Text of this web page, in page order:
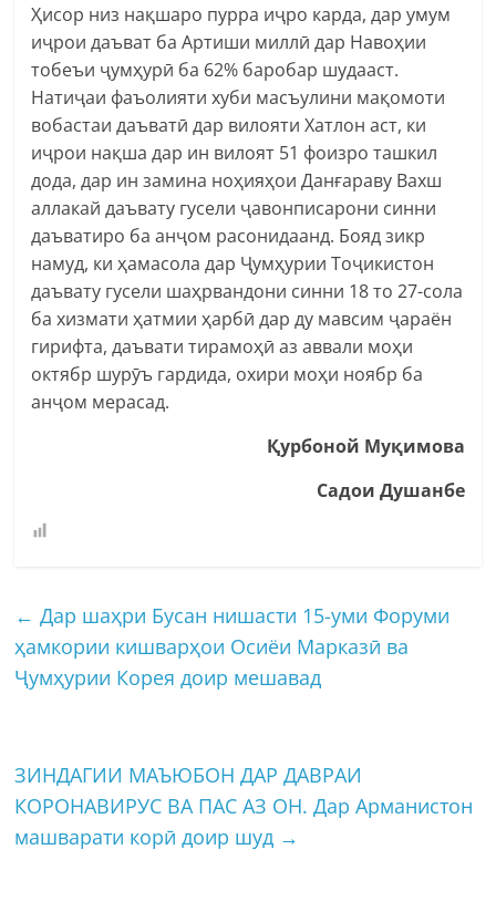
Ҳисор низ нақшаро пурра иҷро карда, дар умум
иҷрои даъват ба Артиши миллӣ дар Навоҳии
тобеъи ҷумҳурӣ ба 62% баробар шудааст.
Натиҷаи фаъолияти хуби масъулини мақомоти
вобастаи даъватӣ дар вилояти Хатлон аст, ки
иҷрои нақша дар ин вилоят 51 фоизро ташкил
дода, дар ин замина ноҳияҳои Данғараву Вахш
аллакай даъвату гусели ҷавонписарони синни
даъватиро ба анҷом расонидаанд. Бояд зикр
намуд, ки ҳамасола дар Ҷумҳурии Тоҷикистон
даъвату гусели шаҳрвандони синни 18 то 27-сола
ба хизмати ҳатмии ҳарбӣ дар ду мавсим ҷараён
гирифта, даъвати тирамоҳӣ аз аввали моҳи
октябр шурӯъ гардида, охири моҳи ноябр ба
анҷом мерасад.
Қурбоной Муқимова
Садои Душанбе
← Дар шаҳри Бусан нишасти 15-уми Форуми
ҳамкории кишварҳои Осиёи Марказӣ ва
Ҷумҳурии Корея доир мешавад
ЗИНДАГИИ МАЪЮБОН ДАР ДАВРАИ
КОРОНАВИРУС ВА ПАС АЗ ОН. Дар Арманистон
машварати корӣ доир шуд →